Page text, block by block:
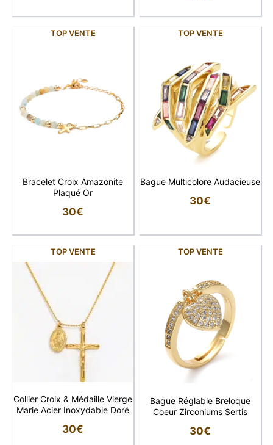
TOP VENTE
Bracelet Croix Amazonite
Plaqué Or
30€
TOP VENTE
Bague Multicolore Audacieuse
30€
TOP VENTE
Collier Croix & Médaille Vierge
Marie Acier Inoxydable Doré
30€
TOP VENTE
Bague Réglable Breloque
Coeur Zirconiums Sertis
30€